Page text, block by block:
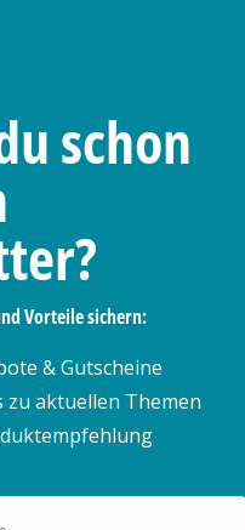
schon
Vorteile sichern:
& Gutscheine
zu aktuellen Themen